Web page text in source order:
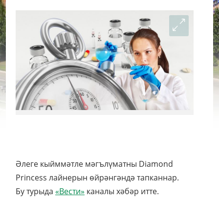
Әлеге кыйммәтле мәгълүматны Diamond
Princess лайнерын өйрәнгәндә тапканнар.
Бу турыда «Вести» каналы хәбәр итте.